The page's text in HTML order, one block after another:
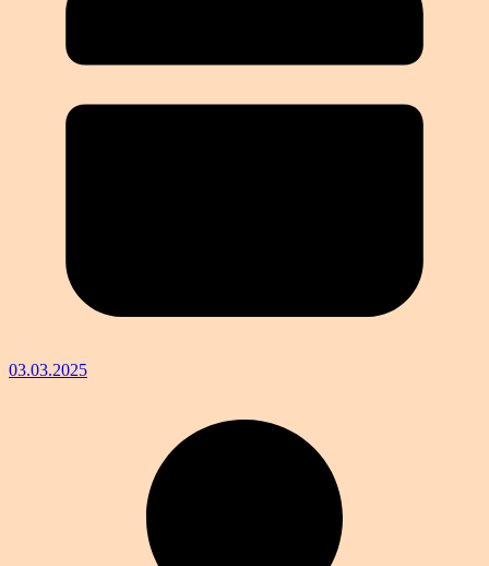
03.03.2025